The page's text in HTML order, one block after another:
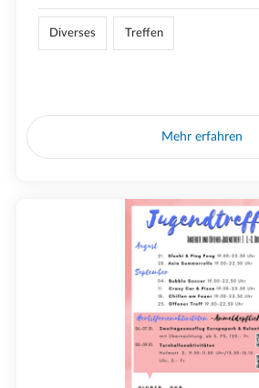
Diverses Treffen
Mehr erfahren